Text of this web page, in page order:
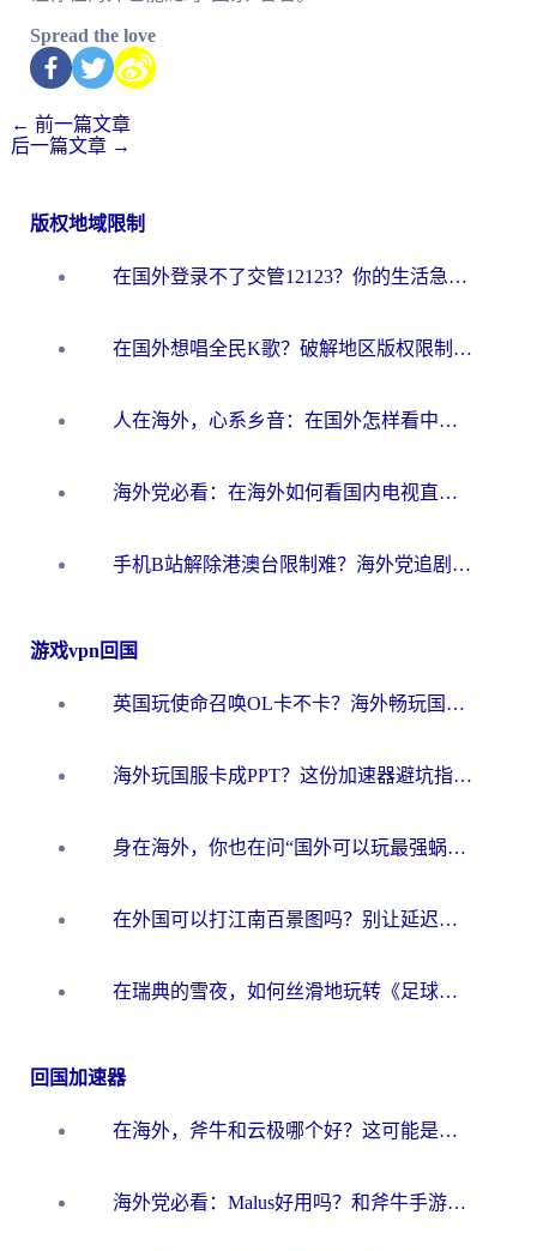
Spread the love
← 前一篇文章
后一篇文章 →
版权地域限制
在国外登录不了交管12123？你的生活急需一条“数字回乡路”
在国外想唱全民K歌？破解地区版权限制的实用指南来了
人在海外，心系乡音：在国外怎样看中国电视的真实答案
海外党必看：在海外如何看国内电视直播？选对加速器是关键
手机B站解除港澳台限制难？海外党追剧看片选对加速器就够了
游戏vpn回国
英国玩使命召唤OL卡不卡？海外畅玩国服游戏的终极加速指南
海外玩国服卡成PPT？这份加速器避坑指南让你丝滑直连
身在海外，你也在问“国外可以玩最强蜗牛吗”？
在外国可以打江南百景图吗？别让延迟毁了你的苏州府——海外国服游戏加速器终极指南
在瑞典的雪夜，如何丝滑地玩转《足球世界》？一份给你的低延迟终极指南
回国加速器
在海外，斧牛和云极哪个好？这可能是你最真实的困惑
海外党必看：Malus好用吗？和斧牛手游哪个好？3步选对回国加速器（附节点搭建小技巧）